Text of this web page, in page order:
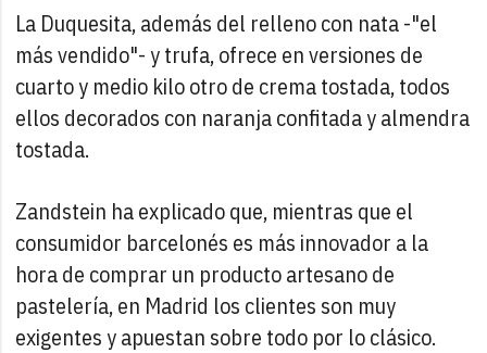
La Duquesita, además del relleno con nata -"el
más vendido"- y trufa, ofrece en versiones de
cuarto y medio kilo otro de crema tostada, todos
ellos decorados con naranja confitada y almendra
tostada.
Zandstein ha explicado que, mientras que el
consumidor barcelonés es más innovador a la
hora de comprar un producto artesano de
pastelería, en Madrid los clientes son muy
exigentes y apuestan sobre todo por lo clásico.